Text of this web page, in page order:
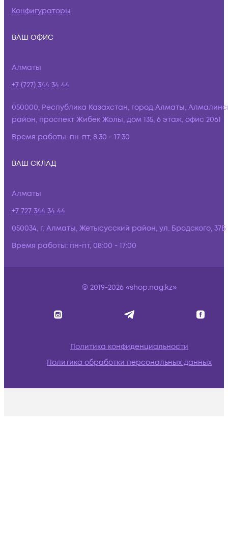
Конфигураторы
ВАШ ОФИС
Алматы
+7 (727) 344 34 44
050000, Республика Казахстан, город Алматы,
район, проспект Жибек Жолы, дом 135, 6 этаж, офис 2061
Время работы: пн-пт, 8:30 - 17:30
ВАШ СКЛАД
Алматы
+7 727 344 34 44
050034, г. Алматы, Жетысусский район, ул. Бродского, 37Б
Время работы: пн-пт, 08:00 - 17:00
© 2019-2026 «shop.nag.kz»
Политика конфиденциальности
Политика обработки персональных данных